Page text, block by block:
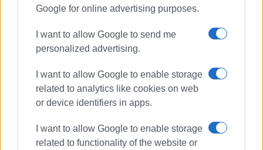
Google for online advertising purposes.
I want to allow Google to send me
personalized advertising.
I want to allow Google to enable storage
related to analytics like cookies on web
or device identifiers in apps.
I want to allow Google to enable storage
related to functionality of the website or